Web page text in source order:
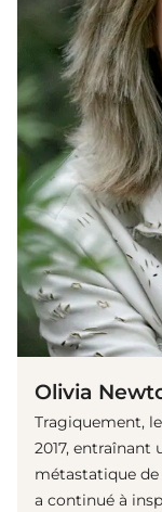
Olivia
Tragiquement,
2017,
métastatique
a continué à